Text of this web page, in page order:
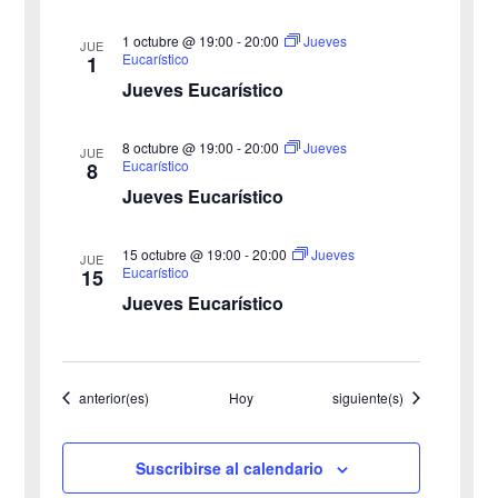
v
e
v
JUE
1
Jueves Eucarístico
1 octubre @ 19:00 -20:00
Jueves
Eucarístico
JUE
8
Jueves Eucarístico
8 octubre @ 19:00 -20:00
Jueves
Eucarístico
JUE
15
Jueves Eucarístico
15 octubre @ 19:00 -20:00
Jueves
Eucarístico
Eventos
anterior(es) Hoy Eventos
siguiente(s)
Suscribirse al calendario